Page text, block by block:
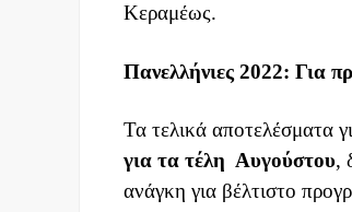
Κεραμέως.
Πανελλήνιες 2022: Για
Τα τελικά αποτελέσματα
για τα τέλη Αυγούστου,
ανάγκη για βέλτιστο